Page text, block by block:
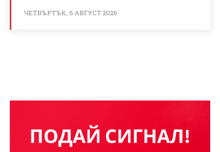
ЧЕТВЪРТЪК, 6 АВГУСТ 2026